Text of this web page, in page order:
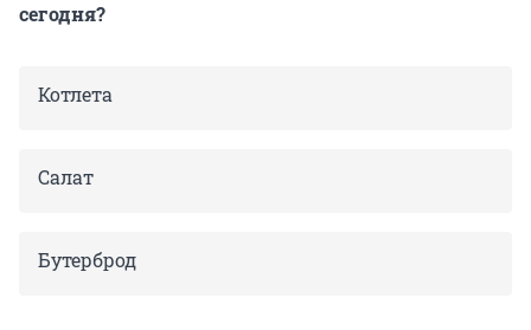
сегодня?
Котлета
Салат
Бутерброд